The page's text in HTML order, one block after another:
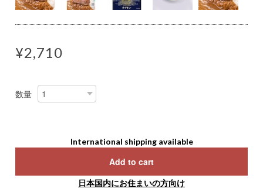
¥2,710
数量
International shipping available
Add to cart
日本国内にお住まいの方向け